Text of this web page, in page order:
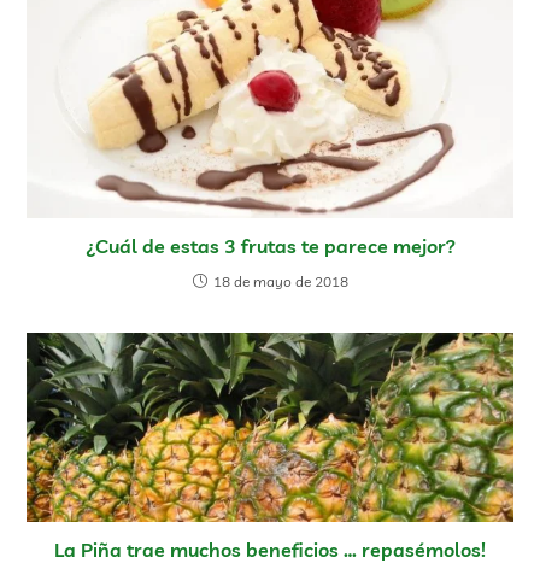
¿Cuál de estas 3 frutas te parece mejor?
18 de mayo de 2018
La Piña trae muchos beneficios … repasémolos!